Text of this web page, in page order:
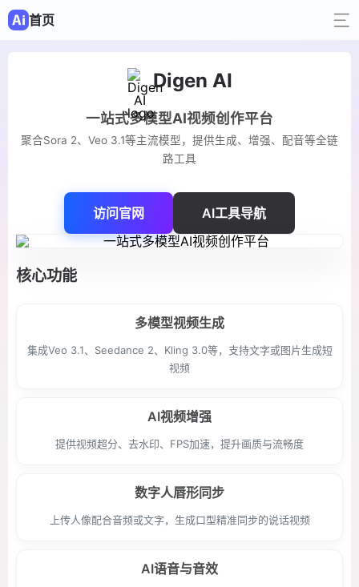
首页
Digen AI
一站式多模型AI视频创作平台
聚合Sora 2、Veo 3.1等主流模型，提供生成、增强、配音等全链
路工具
访问官网 AI工具导航
核心功能
多模型视频生成
集成Veo 3.1、Seedance 2、Kling 3.0等，支持文字或图片生成短
视频
AI视频增强
提供视频超分、去水印、FPS加速，提升画质与流畅度
数字人唇形同步
上传人像配合音频或文字，生成口型精准同步的说话视频
AI语音与音效